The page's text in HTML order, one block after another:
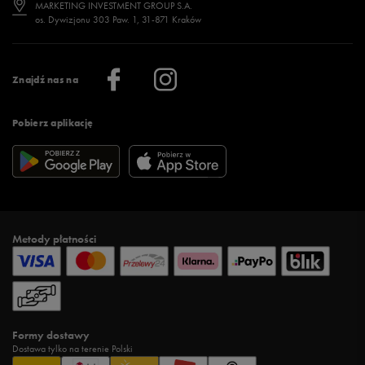
Znajdź nas na
Pobierz aplikację
Regulamin sklepu 50 style
Regulamin aplikacji 50 style
Więcej regulaminów >
Więcej >
Klub 50 style
Praca
Informacje o firmie
MARKETING INVESTMENT GROUP S.A.
os. Dywizjonu 303 Paw. 1, 31-871 Kraków
Metody płatności
Formy dostawy
Dostawa tylko na terenie Polski